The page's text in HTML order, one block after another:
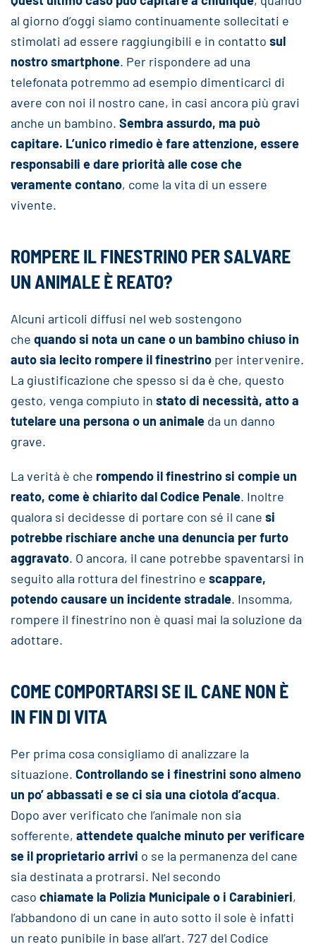
al giorno d’oggi siamo continuamente sollecitati e
stimolati ad essere raggiungibili e in contatto sul
nostro smartphone. Per rispondere ad una
telefonata potremmo ad esempio dimenticarci di
avere con noi il nostro cane, in casi ancora più gravi
anche un bambino. Sembra assurdo, ma può
capitare. L’unico rimedio è fare attenzione, essere
responsabili e dare priorità alle cose che
veramente contano, come la vita di un essere
vivente.
ROMPERE IL FINESTRINO PER SALVARE
UN ANIMALE È REATO?
Alcuni articoli diffusi nel web sostengono
che quando si nota un cane o un bambino chiuso in
auto sia lecito rompere il finestrino per intervenire.
La giustificazione che spesso si da è che, questo
gesto, venga compiuto in stato di necessità, atto a
tutelare una persona o un animale da un danno
grave.
La verità è che rompendo il finestrino si compie un
reato, come è chiarito dal Codice Penale. Inoltre
qualora si decidesse di portare con sé il cane si
potrebbe rischiare anche una denuncia per furto
aggravato. O ancora, il cane potrebbe spaventarsi in
seguito alla rottura del finestrino e scappare,
potendo causare un incidente stradale. Insomma,
rompere il finestrino non è quasi mai la soluzione da
adottare.
COME COMPORTARSI SE IL CANE NON È
IN FIN DI VITA
Per prima cosa consigliamo di analizzare la
situazione. Controllando se i finestrini sono almeno
un po’ abbassati e se ci sia una ciotola d’acqua.
Dopo aver verificato che l’animale non sia
sofferente, attendete qualche minuto per verificare
se il proprietario arrivi o se la permanenza del cane
sia destinata a protrarsi. Nel secondo
caso chiamate la Polizia Municipale o i Carabinieri,
l’abbandono di un cane in auto sotto il sole è infatti
un reato punibile in base all’art. 727 del Codice